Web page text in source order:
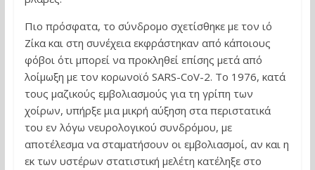
Πιο πρόσφατα, το σύνδρομο σχετίσθηκε με τον ιό
Ζίκα και στη συνέχεια εκφράστηκαν από κάποιους
φόβοι ότι μπορεί να προκληθεί επίσης μετά από
λοίμωξη με τον κορωνοϊό SARS-CoV-2. Το 1976, κατά
τους μαζικούς εμβολιασμούς για τη γρίπη των
χοίρων, υπήρξε μια μικρή αύξηση στα περιστατικά
του εν λόγω νευρολογικού συνδρόμου, με
αποτέλεσμα να σταματήσουν οι εμβολιασμοί, αν και η
εκ των υστέρων στατιστική μελέτη κατέληξε στο